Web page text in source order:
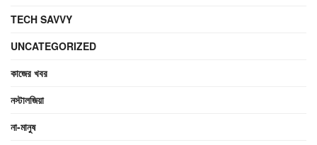
TECH SAVVY
UNCATEGORIZED
কাজের খবর
নস্টালজিয়া
না-মানুষ